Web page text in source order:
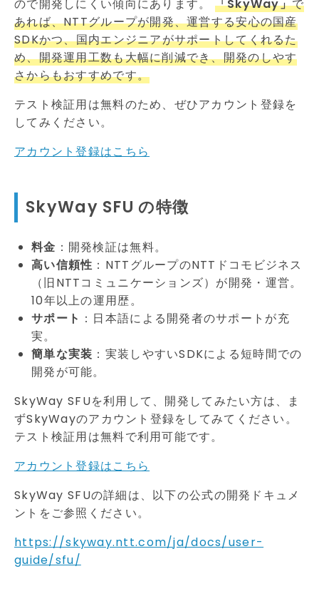
ので開発しにくい傾向にあります。 「SkyWay」で
あれば、NTTグループが開発、運営する安心の国産
SDKかつ、国内エンジニアがサポートしてくれるた
め、開発運用工数も大幅に削減でき、開発のしやす
さからもおすすめです。
テスト検証用は無料のため、ぜひアカウント登録を
してみください。
アカウント登録はこちら
SkyWay SFU の特徴
料金 ：開発検証は無料。
高い信頼性 ：NTTグループのNTTドコモビジネス
（旧NTTコミュニケーションズ）が開発・運営。
10年以上の運用歴。
サポート ：日本語による開発者のサポートが充
実。
簡単な実装 ：実装しやすいSDKによる短時間での
開発が可能。
SkyWay SFUを利用して、開発してみたい方は、ま
ずSkyWayのアカウント登録をしてみてください。
テスト検証用は無料で利用可能です。
アカウント登録はこちら
SkyWay SFUの詳細は、以下の公式の開発ドキュメ
ントをご参照ください。
https://skyway.ntt.com/ja/docs/user-
guide/sfu/